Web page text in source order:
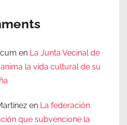
en La Junta Vecinal de
la vida cultural de su
en La federación
que subvencione la